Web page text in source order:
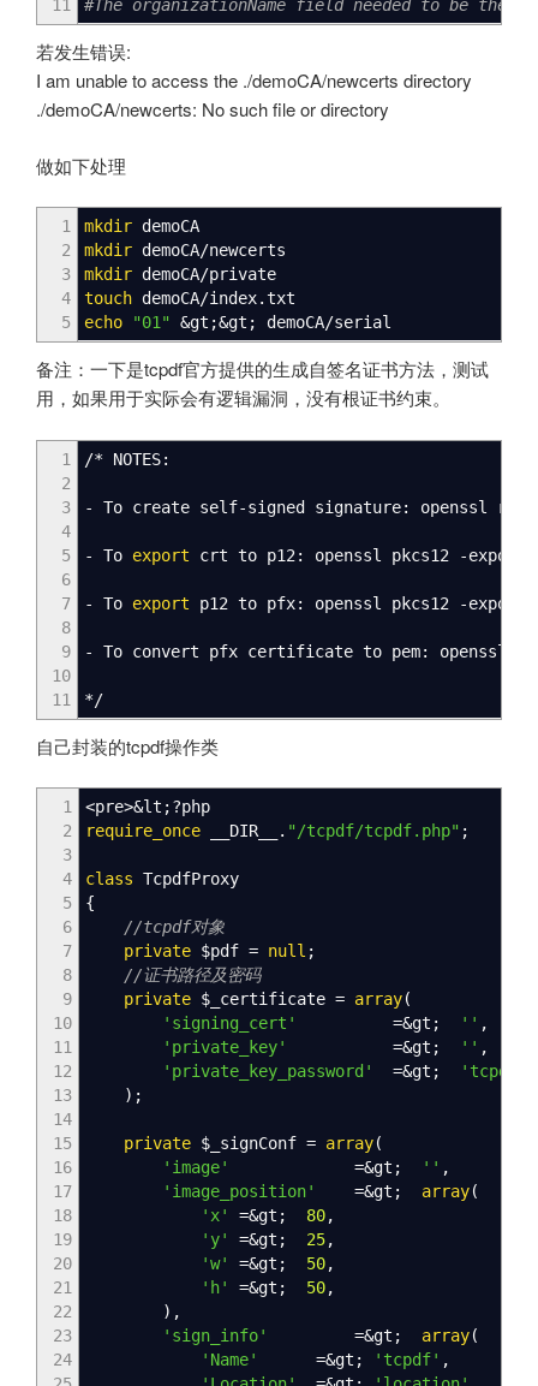
11
#The organizationName field needed to be the
若发生错误:
I am unable to access the ./demoCA/newcerts directory
./demoCA/newcerts: No such file or directory
做如下处理
1
2
3
4
5
mkdir demoCA
mkdir demoCA/newcerts
mkdir demoCA/private
touch demoCA/index.txt
echo
"01" &gt;&gt; demoCA/serial
备注：一下是tcpdf官方提供的生成自签名证书方法，测试
用，如果用于实际会有逻辑漏洞，没有根证书约束。
1
2
3
4
5
6
7
8
9
10
11
/* NOTES:
- To create self-signed signature: openssl req
- To export crt to p12: openssl pkcs12 -
- To export p12 to pfx: openssl pkcs12 -
- To convert pfx certificate to pem: openssl
*/
自己封装的tcpdf操作类
1
2
3
4
5
6
7
8
9
10
11
12
13
14
15
16
17
18
19
20
21
22
23
24
<pre>&lt ;?php
require_once __DIR__ . "/tcpdf/tcpdf.php" ;
class TcpdfProxy
{
//tcpdf对象
private $pdf = null ;
//证书路径及密码
private $_certificate = array(
'signing_cert'
=&gt ; '' ,
'private_key'
=&gt ; '' ,
'private_key_password'
=&gt ;
) ;
private $_signConf = array(
'image'
=&gt ; '' ,
'image_position'
=&gt ; array(
'x'
=&gt ; 80,
'y'
=&gt ; 25,
'w'
=&gt ; 50,
'h'
=&gt ; 50,
) ,
'sign_info'
=&gt ; array(
'Name'
=&gt ; 'tcpdf' ,